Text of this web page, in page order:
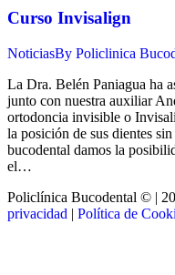
Curso Invisalign
NoticiasBy Policlinica
La Dra. Belén Paniagua ha
junto con nuestra auxiliar
ortodoncia invisible o
la posición de sus dientes
bucodental damos la
el…
Policlínica Bucodental © |
privacidad | Política de